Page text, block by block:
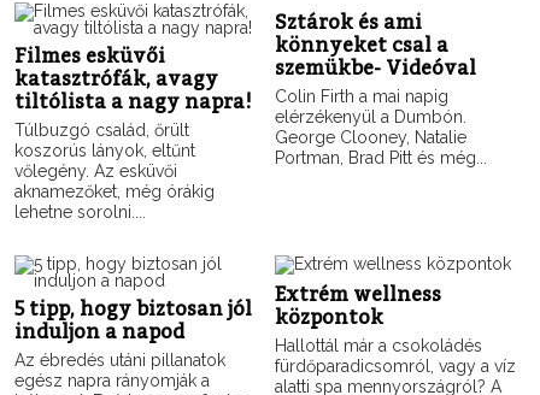
Filmes esküvői
katasztrófák, avagy
tiltólista a nagy napra!
Túlbuzgó család, őrült
koszorús lányok, eltűnt
vőlegény. Az esküvői
aknamezőket, még órákig
lehetne sorolni....
Sztárok és ami
könnyeket csal a
szemükbe- Videóval
Colin Firth a mai napig
elérzékenyül a Dumbón.
George Clooney, Natalie
Portman, Brad Pitt és még...
5 tipp, hogy biztosan jól
induljon a napod
Az ébredés utáni pillanatok
egész napra rányomják a
Extrém wellness
központok
Hallottál már a csokoládés
fürdőparadicsomról, vagy a víz
alatti spa mennyországról? A